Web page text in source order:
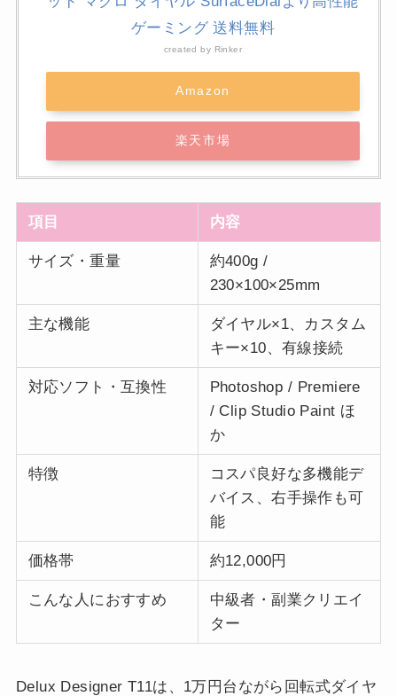
ゲーミング 送料無料
created by Rinker
Amazon
楽天市場
項目 内容
サイズ・重量
約400g /
230×100×25mm
主な機能
ダイヤル×1、カスタム
キー×10、有線接続
対応ソフト・互換性
Photoshop / Premiere
/ Clip Studio Paint ほ
か
特徴
コスパ良好な多機能デ
バイス、右手操作も可
能
価格帯 約12,000円
こんな人におすすめ
中級者・副業クリエイ
ター
Delux Designer T11は、1万円台ながら回転式ダイヤ